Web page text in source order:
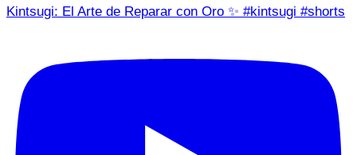
Kintsugi: El Arte de Reparar con Oro ✨ #kintsugi #shorts